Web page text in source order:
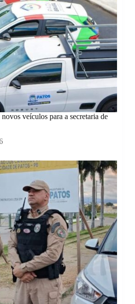
veículos para a secretaria de